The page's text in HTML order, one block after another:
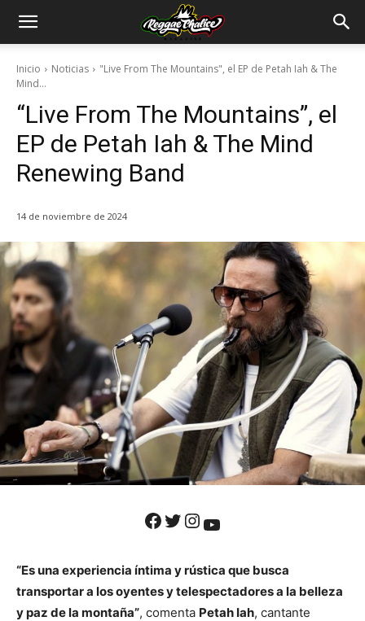
Inicio Noticias
"Live From The Mountains", el EP de Petah Iah & The
Mind...
“Live From The Mountains”, el
EP de Petah Iah & The Mind
Renewing Band
14 de noviembre de 2024
Facebook Twitter Instagram YouTube
“Es una experiencia íntima y rústica que busca
transportar a los oyentes y telespectadores a la belleza
y paz de la montaña”, comenta Petah Iah, cantante